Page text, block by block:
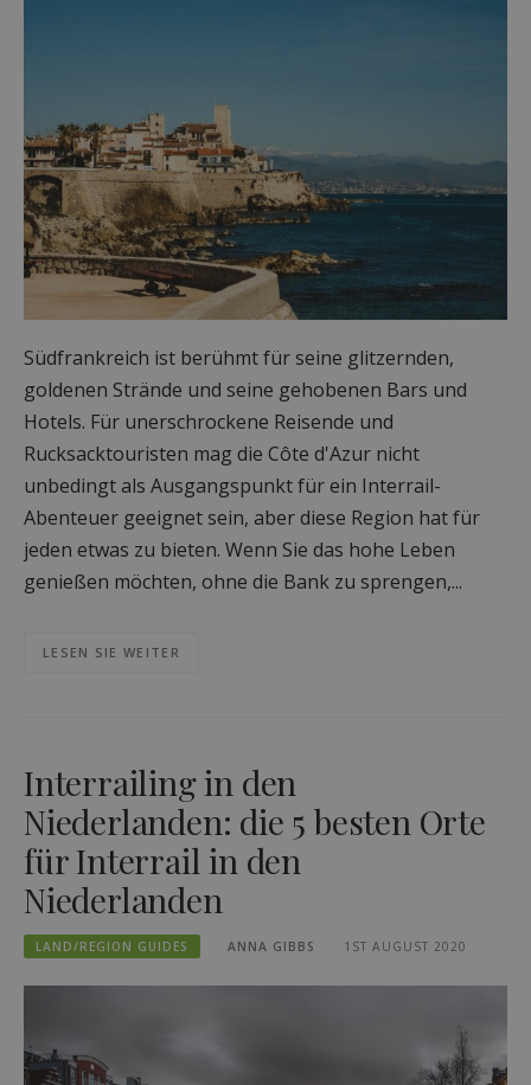
Südfrankreich ist berühmt für seine glitzernden,
goldenen Strände und seine gehobenen Bars und
Hotels. Für unerschrockene Reisende und
Rucksacktouristen mag die Côte d'Azur nicht
unbedingt als Ausgangspunkt für ein Interrail-
Abenteuer geeignet sein, aber diese Region hat für
jeden etwas zu bieten. Wenn Sie das hohe Leben
genießen möchten, ohne die Bank zu sprengen,...
LESEN SIE WEITER
Interrailing in den
Niederlanden: die 5 besten Orte
für Interrail in den
Niederlanden
LAND/REGION GUIDES ANNA GIBBS 1ST AUGUST 2020